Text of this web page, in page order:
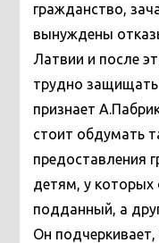
гражданство,
вынуждены
Латвии и после
трудно защищать
признает
стоит обдумать
предоставления
детям, у которых
подданный, а
Он